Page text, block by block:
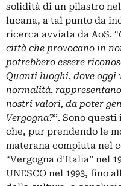
solidità di un pilastro
lucana, a tal punto da
ricerca avviata da AoS. “
città che provocano in
potrebbero essere
Quanti luoghi, dove oggi
normalità,
nostri valori, da poter
Vergogna?”. Sono
che, pur prendendo le
materana compiuta nel
“Vergogna d’Italia” nel
UNESCO nel 1993, fino